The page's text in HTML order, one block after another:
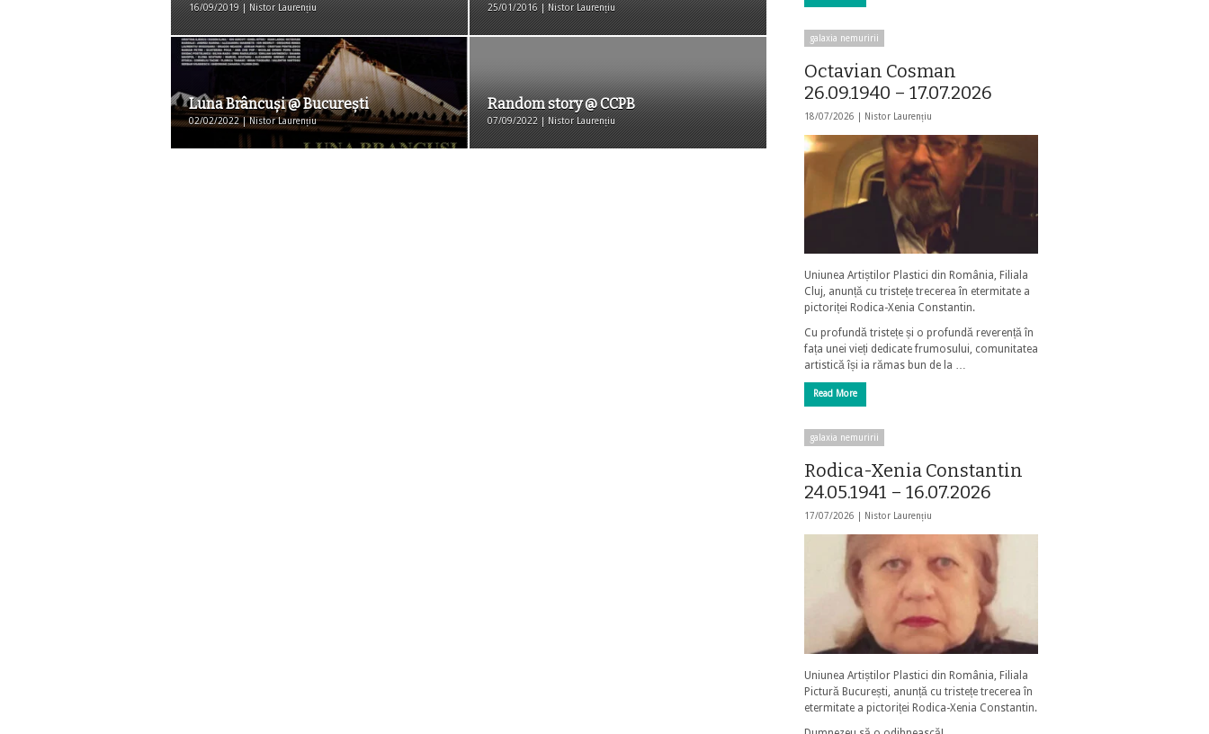
16/09/2019 | Nistor Laurențiu 25/01/2016 | Nistor Laurențiu
Luna Brâncuși @ București
02/02/2022 | Nistor Laurențiu
Random story @ CCPB
07/09/2022 | Nistor Laurențiu
galaxia nemuririi
Octavian Cosman
26.09.1940 – 17.07.2026
18/07/2026 | Nistor Laurențiu
Uniunea Artiștilor Plastici din România, Filiala
Cluj, anunță cu tristețe trecerea în etermitate a
pictoriței Rodica-Xenia Constantin.
Cu profundă tristețe și o profundă reverență în
fața unei vieți dedicate frumosului, comunitatea
artistică își ia rămas bun de la …
Read More
galaxia nemuririi
Rodica-Xenia Constantin
24.05.1941 – 16.07.2026
17/07/2026 | Nistor Laurențiu
Uniunea Artiștilor Plastici din România, Filiala
Pictură București, anunță cu tristețe trecerea în
etermitate a pictoriței Rodica-Xenia Constantin.